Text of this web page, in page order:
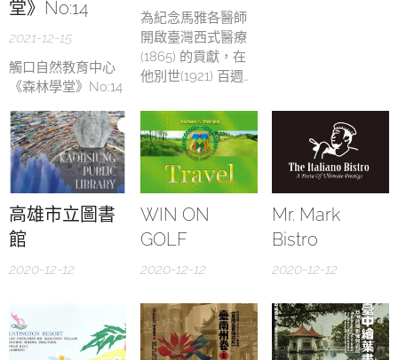
堂》No:14
2021-12-15
觸口自然教育中心
《森林學堂》No:14
為紀念馬雅各醫師
開啟臺灣西式醫療
(1865) 的貢獻，在
他別世(1921) 百週年
政府文化局在臺南
市新總圖書館 4F名
人堂，特闢展區舉
辦「相信PULS
-1865 臺灣墾荒 體
現愛」特展！
高雄市立圖書
館
2020-12-12
WIN ON
GOLF
2020-12-12
Mr. Mark
Bistro
2020-12-12